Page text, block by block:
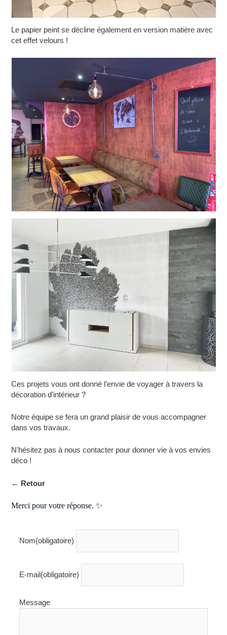
Le papier peint se décline également en version matière avec
cet effet velours !
Ces projets vous ont donné l’envie de voyager à travers la
décoration d’intérieur ?
Notre équipe se fera un grand plaisir de vous accompagner
dans vos travaux.
N’hésitez pas à nous contacter pour donner vie à vos envies
déco !
← Retour
Merci pour votre réponse. ✨
Nom(obligatoire)
E-mail (obligatoire)
Message